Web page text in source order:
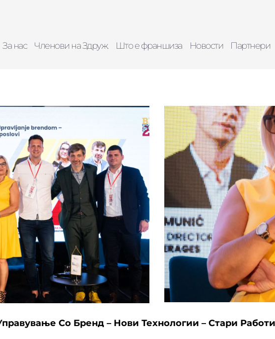
За нас Членови на Здруж. Што е франшиза Новости Партнери
Со Бренд – Нови Технологии – Стари